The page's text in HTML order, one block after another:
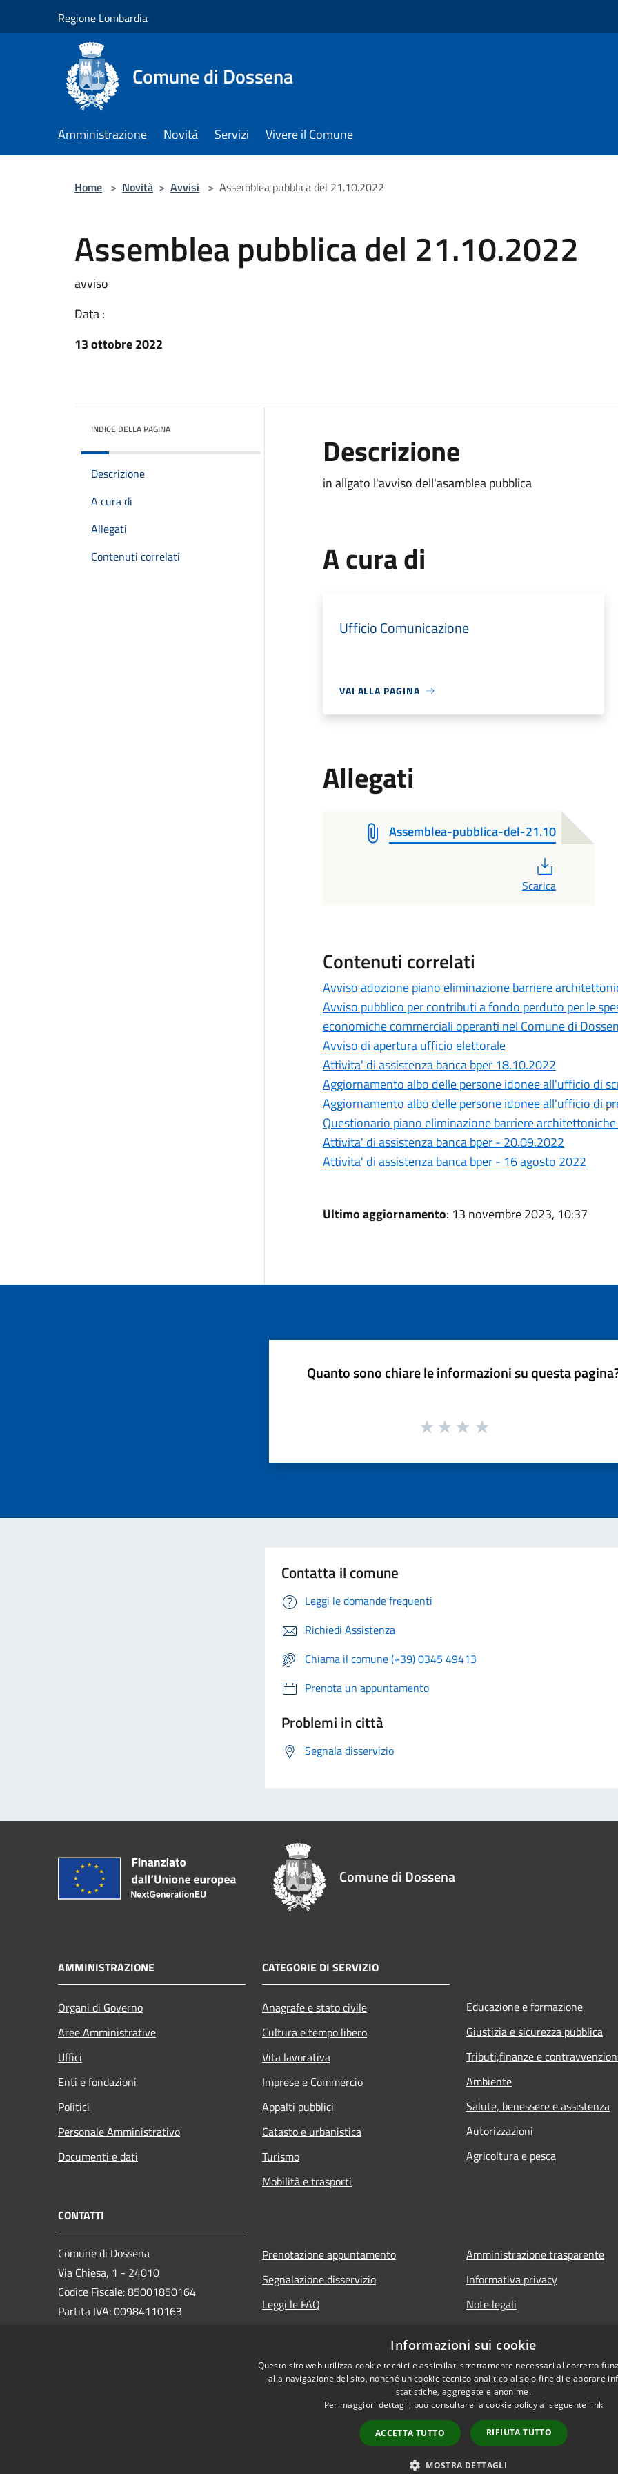
Regione Lombardia
Comune di Dossena
Amministrazione Novità Servizi Vivere il Comune
Home > Novità > Avvisi > Assemblea pubblica del 21.10.2022
Assemblea pubblica del 21.10.2022
avviso
Data :
13 ottobre 2022
INDICE DELLA PAGINA
Descrizione
A cura di
Allegati
Contenuti correlati
Descrizione
in allgato l'avviso dell'asamblea pubblica
A cura di
Ufficio Comunicazione
VAI ALLA PAGINA
Allegati
Assemblea-pubblica-del-21.10
Scarica
Contenuti correlati
Avviso adozione piano eliminazione barriere
Avviso pubblico per contributi a fondo perduto per le
economiche commerciali operanti nel Comune di
Avviso di apertura ufficio elettorale
Attivita' di assistenza banca bper 18.10.2022
Aggiornamento albo delle persone idonee all'ufficio di
Aggiornamento albo delle persone idonee all'ufficio di
Questionario piano eliminazione barriere architettoniche
Attivita' di assistenza banca bper - 20.09.2022
Attivita' di assistenza banca bper - 16 agosto 2022
Ultimo aggiornamento: 13 novembre 2023, 10:37
Quanto sono chiare le informazioni su questa
Contatta il comune
Leggi le domande frequenti
Richiedi Assistenza
Chiama il comune (+39) 0345 49413
Prenota un appuntamento
Problemi in città
Segnala disservizio
Comune di Dossena
AMMINISTRAZIONE
Organi di Governo
Aree Amministrative
Uffici
Enti e fondazioni
Politici
Personale Amministrativo
Documenti e dati
CATEGORIE DI SERVIZIO
Anagrafe e stato civile
Cultura e tempo libero
Vita lavorativa
Imprese e Commercio
Appalti pubblici
Catasto e urbanistica
Turismo
Mobilità e trasporti
Educazione e formazione
Giustizia e sicurezza pubblica
Tributi,finanze e
Ambiente
Salute, benessere e assistenza
Autorizzazioni
Agricoltura e pesca
CONTATTI
Comune di Dossena
Via Chiesa, 1 - 24010
Codice Fiscale: 85001850164
Partita IVA: 00984110163
Prenotazione appuntamento
Segnalazione disservizio
Leggi le FAQ
Amministrazione trasparente
Informativa privacy
Note legali
Copyright © 2026 • Comune
Informazioni sui cookie
Questo sito web utilizza cookie tecnici e assimilati strettamente necessari al corretto
alla navigazione del sito, nonché un cookie tecnico analitico al solo fine di elaborare
statistiche, aggregate e anonime.
Per maggiori dettagli, può consultare la cookie policy al seguente link
ACCETTA TUTTO RIFIUTA TUTTO
MOSTRA DETTAGLI